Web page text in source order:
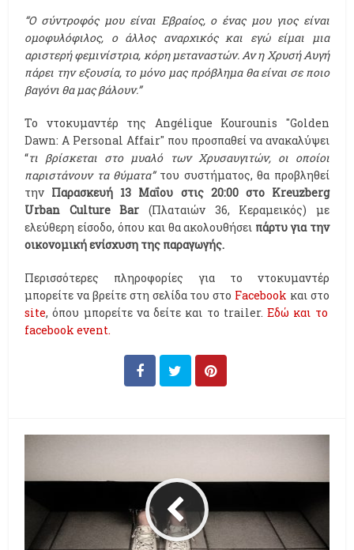
“Ο σύντροφός μου είναι Εβραίος, ο ένας μου γιος είναι
ομοφυλόφιλος, ο άλλος αναρχικός και εγώ είμαι μια
αριστερή φεμινίστρια, κόρη μεταναστών. Αν η Χρυσή Αυγή
πάρει την εξουσία, το μόνο μας πρόβλημα θα είναι σε ποιο
βαγόνι θα μας βάλουν.”
Το ντοκυμαντέρ της Angélique Kourounis "Golden
Dawn: A Personal Affair" που προσπαθεί να ανακαλύψει
“τι βρίσκεται στο μυαλό των Χρυσαυγιτών, οι οποίοι
παριστάνουν τα θύματα” του συστήματος, θα προβληθεί
την Παρασκευή 13 Μαΐου στις 20:00 στο Kreuzberg
Urban Culture Bar (Πλαταιών 36, Κεραμεικός)
με
ελεύθερη είσοδο, όπου και θα ακολουθήσει πάρτυ για την
οικονομική ενίσχυση της παραγωγής.
Περισσότερες πληροφορίες για το ντοκυμαντέρ
μπορείτε να βρείτε στη σελίδα του στο Facebook και στο
site, όπου μπορείτε να δείτε και το trailer. Εδώ και το
facebook event.